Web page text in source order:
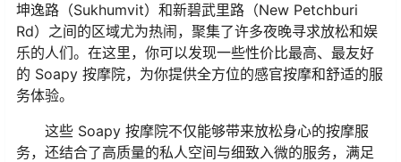
坤逸路（Sukhumvit）和新碧武里路（New Petchburi
Rd）之间的区域尤为热闹，聚集了许多夜晚寻求放松和娱
乐的人们。在这里，你可以发现一些性价比最高、最友好
的 Soapy 按摩院，为你提供全方位的感官按摩和舒适的服
务体验。
这些 Soapy 按摩院不仅能够带来放松身心的按摩服
务，还结合了高质量的私人空间与细致入微的服务，满足